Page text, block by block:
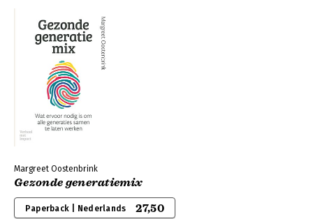
Margreet Oostenbrink
Gezonde generatiemix
Paperback | Nederlands 27,50